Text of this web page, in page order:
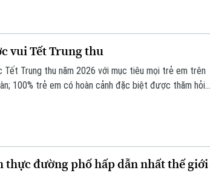
vui Tết Trung thu
Tết Trung thu năm 2026 với mục tiêu mọi trẻ em trên
100% trẻ em có hoàn cảnh đặc biệt được thăm hỏi,
thực đường phố hấp dẫn nhất thế giới